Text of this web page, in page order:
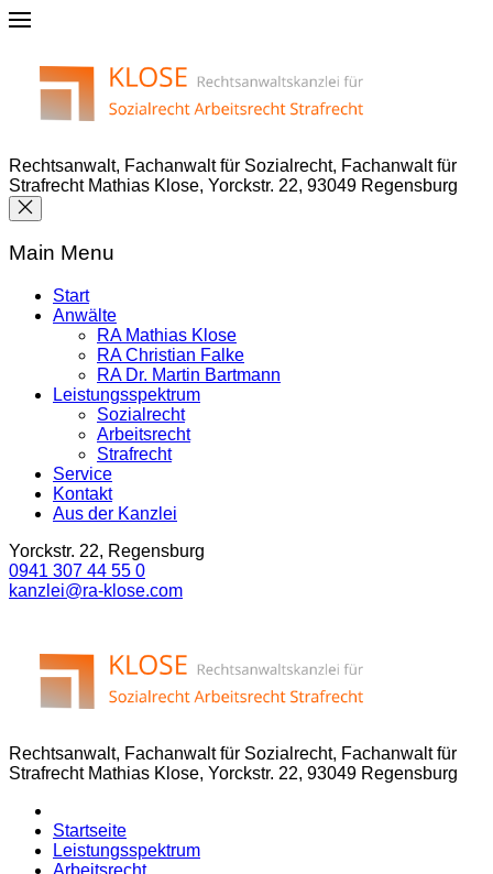
Rechtsanwalt, Fachanwalt für Sozialrecht, Fachanwalt für
Strafrecht Mathias Klose, Yorckstr. 22, 93049 Regensburg
Main Menu
Start
Anwälte
RA Mathias Klose
RA Christian Falke
RA Dr. Martin Bartmann
Leistungsspektrum
Sozialrecht
Arbeitsrecht
Strafrecht
Service
Kontakt
Aus der Kanzlei
Yorckstr. 22, Regensburg
0941 307 44 55 0
kanzlei@ra-klose.com
Rechtsanwalt, Fachanwalt für Sozialrecht, Fachanwalt für
Strafrecht Mathias Klose, Yorckstr. 22, 93049 Regensburg
Startseite
Leistungsspektrum
Arbeitsrecht